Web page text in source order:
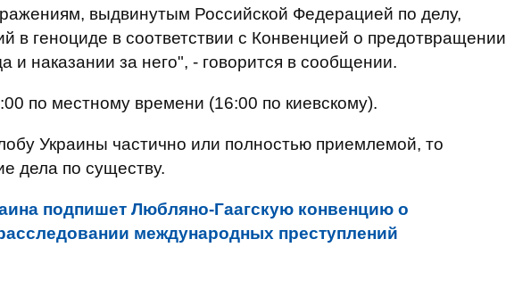
выдвинутым Российской Федерацией по делу,
в геноциде в соответствии с Конвенцией о предотвращении
и наказании за него", - говорится в сообщении.
по местному времени (16:00 по киевскому).
Украины частично или полностью приемлемой, то
дела по существу.
подпишет Любляно-Гаагскую конвенцию о
международных преступлений